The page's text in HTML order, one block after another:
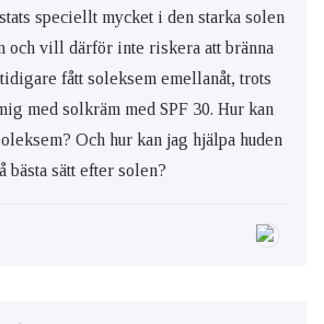
speciellt mycket i den starka solen
och vill därför inte riskera att bränna
fått soleksem emellanåt, trots
med solkräm med SPF 30. Hur kan
Och hur kan jag hjälpa huden
bästa sätt efter solen?